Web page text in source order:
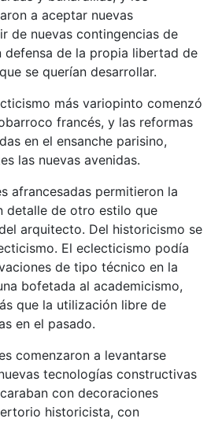
a aceptar nuevas
de nuevas contingencias de
defensa de la propia libertad de
se querían desarrollar.
más variopinto comenzó
francés, y las reformas
en el ensanche parisino,
las nuevas avenidas.
afrancesadas permitieron la
detalle de otro estilo que
arquitecto. Del historicismo se
El eclecticismo podía
de tipo técnico en la
bofetada al academicismo,
que la utilización libre de
en el pasado.
comenzaron a levantarse
tecnologías constructivas
con decoraciones
historicista, con